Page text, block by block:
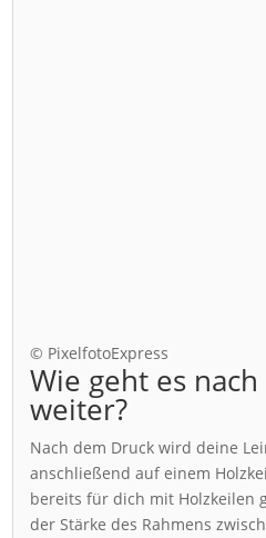
© PixelfotoExpress
Wie geht es
weiter?
Nach dem Druck wird deine
anschließend auf einem
bereits für dich mit Holzkeilen
der Stärke des Rahmens